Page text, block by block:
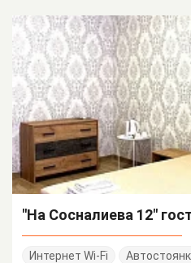
"На Сосналиева 12"
Интернет Wi-Fi